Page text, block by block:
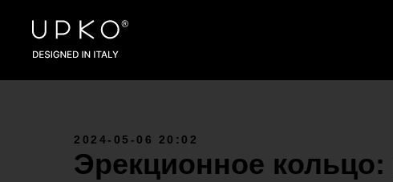
2024-05-06 20:02
Эрекционное кольцо: